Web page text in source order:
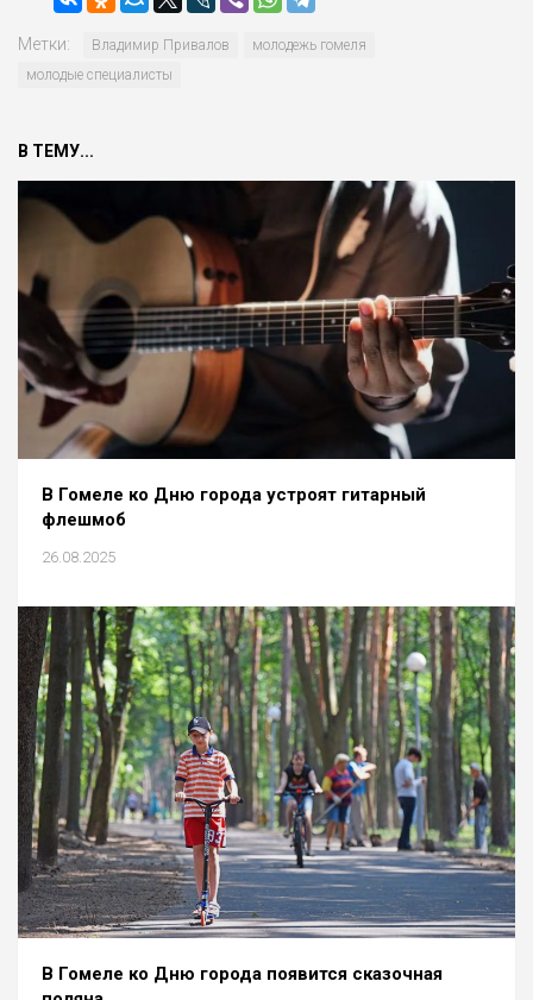
Метки: Владимир Привалов
молодежь гомеля
молодые специалисты
В ТЕМУ...
В Гомеле ко Дню города устроят гитарный
флешмоб
26.08.2025
В Гомеле ко Дню города появится сказочная